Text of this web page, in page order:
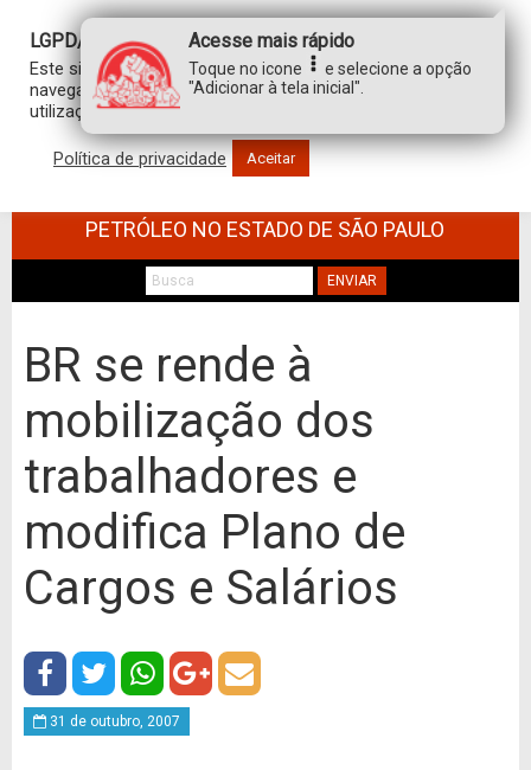
SINDICATO DOS TRABALHADORES NO
PETRÓLEO NO ESTADO DE SÃO PAULO
ENVIAR
BR se rende à
mobilização dos
trabalhadores e
modifica Plano de
Cargos e Salários
31 de outubro, 2007
LGPD/GDPR
Este site usa cookies para personalizar sua experiência de
navegação. Ao clicar em “aceitar”, você concorda com a
utilização de TODOS os cookies.
Política de privacidade Aceitar
Acesse mais rápido
Toque no icone
e selecione a opção
"Adicionar à tela inicial".